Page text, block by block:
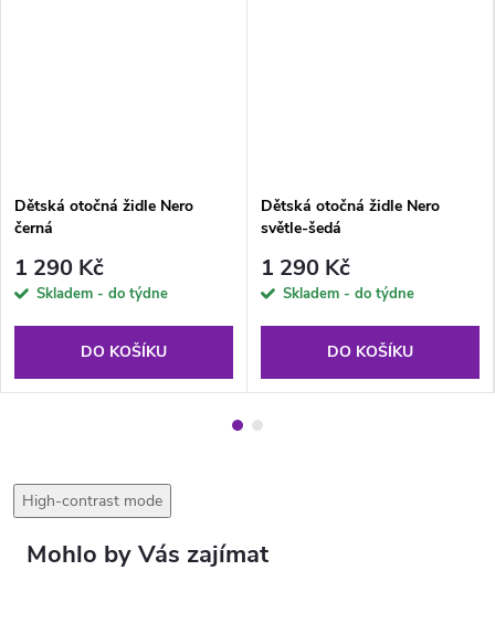
Dětská otočná židle Nero
černá
1 290 Kč
Skladem - do týdne
DO KOŠÍKU
Dětská otočná židle Nero
světle-šedá
1 290 Kč
Skladem - do týdne
DO KOŠÍKU
High-contrast mode